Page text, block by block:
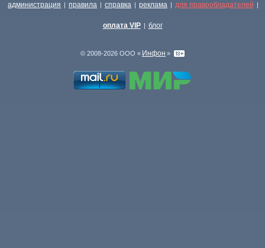
администрация | правила | справка | реклама | для правообладателей |
оплата VIP | блог
© 2008-2026 ООО « Инфон »